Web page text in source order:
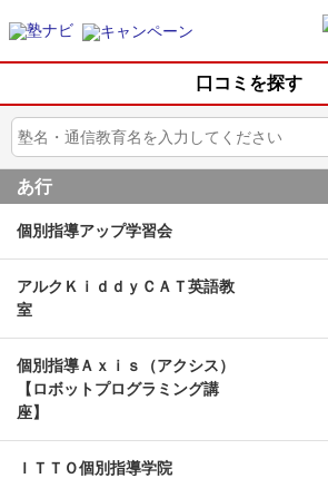
口コミを探す
あ行
個別指導アップ学習会
アルクＫｉｄｄｙＣＡＴ英語教
室
個別指導Ａｘｉｓ（アクシス）
【ロボットプログラミング講
座】
ＩＴＴＯ個別指導学院